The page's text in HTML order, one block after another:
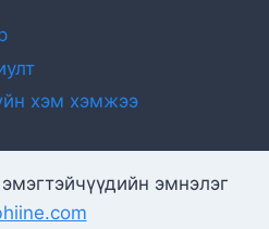
хэм хэмжээ
эмнэлэг